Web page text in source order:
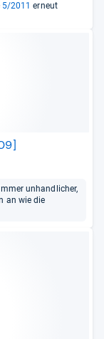
5/2011 erneut
unhandlicher,
an wie die